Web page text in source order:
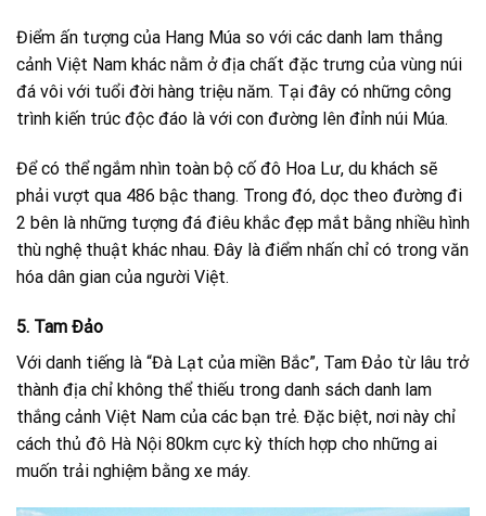
Điểm ấn tượng của Hang Múa so với các danh lam thắng
cảnh Việt Nam khác nằm ở địa chất đặc trưng của vùng núi
đá vôi với tuổi đời hàng triệu năm. Tại đây có những công
trình kiến trúc độc đáo là với con đường lên đỉnh núi Múa.
Để có thể ngắm nhìn toàn bộ cố đô Hoa Lư, du khách sẽ
phải vượt qua 486 bậc thang. Trong đó, dọc theo đường đi
2 bên là những tượng đá điêu khắc đẹp mắt bằng nhiều hình
thù nghệ thuật khác nhau. Đây là điểm nhấn chỉ có trong văn
hóa dân gian của người Việt.
5. Tam Đảo
Với danh tiếng là “Đà Lạt của miền Bắc”, Tam Đảo từ lâu trở
thành địa chỉ không thể thiếu trong danh sách danh lam
thắng cảnh Việt Nam của các bạn trẻ. Đặc biệt, nơi này chỉ
cách thủ đô Hà Nội 80km cực kỳ thích hợp cho những ai
muốn trải nghiệm bằng xe máy.